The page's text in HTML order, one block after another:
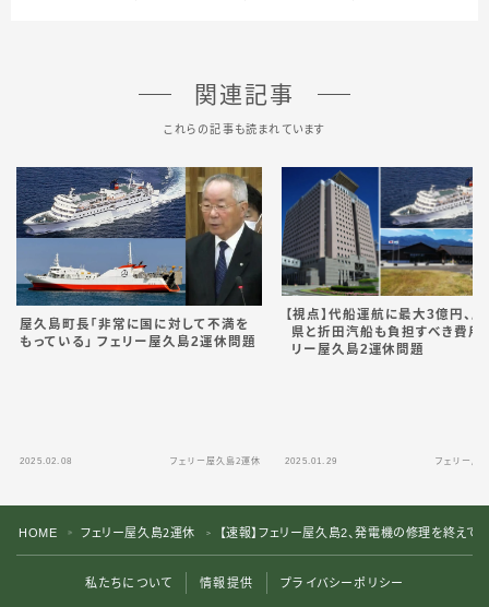
関連記事
これらの記事も読まれています
屋久島町長「非常に国に対して不満を
もっている」 フェリー屋久島2運休問題
2025.02.08 フェリー屋久島２運休
【視点】代船運航に最大3億円、
県と折田汽船も負担すべき費
リー屋久島2運休問題
2025.01.29 フェリー屋
HOME ＞ フェリー屋久島２運休 ＞ 【速報】フェリー屋久島2、発電機の修理を終えて
私たちについて 情報提供 プライバシーポリシー